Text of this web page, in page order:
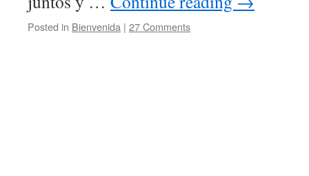
Posted in Bienvenida | 27 Comments